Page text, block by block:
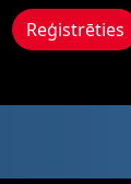
Reģistrēties